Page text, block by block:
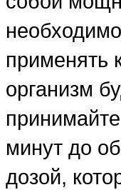
применять
организм
минут до
дозой,